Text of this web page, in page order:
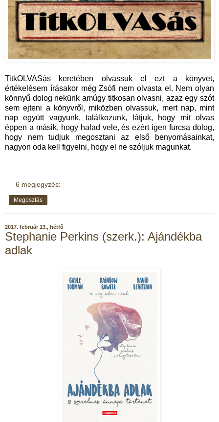
TitkOLVASás keretében olvassuk el ezt a könyvet,
értékelésem írásakor még Zsófi nem olvasta el. Nem olyan
könnyű dolog nekünk amúgy titkosan olvasni, azaz egy szót
sem ejteni a könyvről, miközben olvassuk, mert nap, mint
nap együtt vagyunk, találkozunk, látjuk, hogy mit olvas
éppen a másik, hogy halad vele, és ezért igen furcsa dolog,
hogy nem tudjuk megosztani az első benyomásainkat,
nagyon oda kell figyelni, hogy el ne szóljuk magunkat.
6 megjegyzés:
Megosztás
2017. február 13., hétfő
Stephanie Perkins (szerk.): Ajándékba
adlak